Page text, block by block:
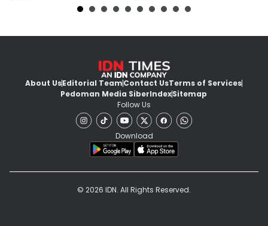
About UsEditorial TeamContact UsTerms of Services
Pedoman Media SiberIndexSitemap
Follow Us
Download
© 2026 IDN. All Rights Reserved.